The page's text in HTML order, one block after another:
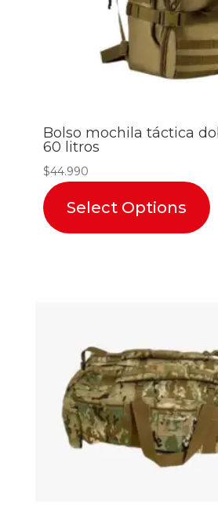
Bolso mochila táctica
60 litros
$44.990
Select Options